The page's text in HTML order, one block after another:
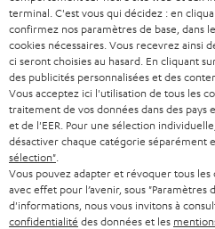
w
s
l
e
t
t
e
r
SMART HOME
BLUETOOTH
CASQUES AUDIO
CASQUES BLUETOOTH AUDIO
SYSTEMES COMPLETS
ENCEINTES
B2B
NEWSLETTER
MAGASINS
AVANTAGES D’ACHAT
L’HISTOIRE DE TEUFEL
SUISSE
PAYS-BAS
BELGIQUE
FRANCE
terminal. C'est vous qui décidez : en
confirmez nos paramètres de base, dans
cookies nécessaires. Vous recevrez ainsi
ci seront choisies au hasard. En cliquant
des publicités personnalisées et des
Vous acceptez ici l'utilisation de tous les
traitement de vos données dans des
et de l'EER. Pour une sélection
désactiver chaque catégorie séparément
sélection"
Vous pouvez adapter et révoquer tous
avec effet pour l’avenir, sous "Paramètres
d'informations, nous vous invitons à
confidentialité des données et les